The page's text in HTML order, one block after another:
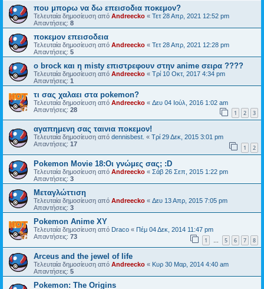
που μπορω να δω επεισοδια ποκεμον?
Τελευταία δημοσίευση από Andreecko « Τετ 28 Απρ, 2021 12:52 pm
Απαντήσεις: 8
ποκεμον επεισοδεια
Τελευταία δημοσίευση από Andreecko « Τετ 28 Απρ, 2021 12:28 pm
Απαντήσεις: 5
ο brock και η misty επιστρεφουν στην anime σειρα ????
Τελευταία δημοσίευση από Andreecko « Τρί 10 Οκτ, 2017 4:34 pm
Απαντήσεις: 1
τι σας χαλαει στα pokemon?
Τελευταία δημοσίευση από Andreecko « Δευ 04 Ιούλ, 2016 1:02 am
Απαντήσεις: 28 1 2 3
αγαπημενη σας ταινια ποκεμον!
Τελευταία δημοσίευση από dennisbest. « Τρί 29 Δεκ, 2015 3:01 pm
Απαντήσεις: 17 1 2
Pokemon Movie 18:Οι γνώμες σας; :D
Τελευταία δημοσίευση από Andreecko « Σάβ 26 Σεπ, 2015 1:22 pm
Απαντήσεις: 3
Μεταγλώττιση
Τελευταία δημοσίευση από Andreecko « Δευ 13 Απρ, 2015 7:05 pm
Απαντήσεις: 3
Pokemon Anime XY
Τελευταία δημοσίευση από Draco « Πέμ 04 Δεκ, 2014 11:47 pm
Απαντήσεις: 73 1 … 5 6 7 8
Arceus and the jewel of life
Τελευταία δημοσίευση από Andreecko « Κυρ 30 Μαρ, 2014 4:40 am
Απαντήσεις: 5
Pokemon: The Origins